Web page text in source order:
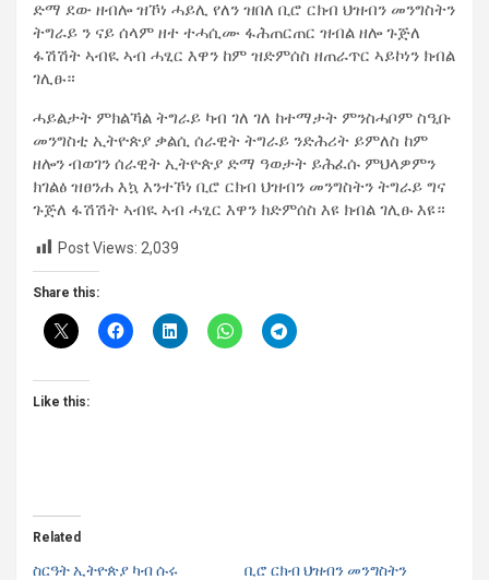
ድማ ደው ዘብሎ ዝኾነ ሓይሊ የለን ዝበለ ቢሮ ርክብ ህዝብን መንግስትን
ትግራይ ን ናይ ሰላም ዘተ ተሓሲሙ ፋሕጠርጠር ዝብል ዘሎ ጉጅለ
ፋሽሽት ኣብዪ ኣብ ሓፂር እዋን ከም ዝድምሰስ ዘጠራጥር ኣይኮነን ክብል
ገሊፁ።
ሓይልታት ምክልኻል ትግራይ ካብ ገለ ገለ ከተማታት ምንስሓቦም ስዒቡ
መንግስቲ ኢትዮጵያ ቃልሲ ሰራዊት ትግራይ ንድሕሪት ይምለስ ከም
ዘሎን ብወገን ሰራዊት ኢትዮጵያ ድማ ዓወታት ይሕፈሱ ምህላዎምን
ክገልፅ ዝፀንሐ እኳ እንተኾነ ቢሮ ርክብ ህዝብን መንግስትን ትግራይ ግና
ጉጅለ ፋሽሽት ኣብዪ ኣብ ሓፂር እዋን ክድምሰስ እዩ ክብል ገሊፁ እዩ።
Post Views: 2,039
Share this:
Like this:
Related
ስርዓት ኢትዮጵያ ካብ ሱሩ
ቢሮ ርክብ ህዝብን መንግስትን